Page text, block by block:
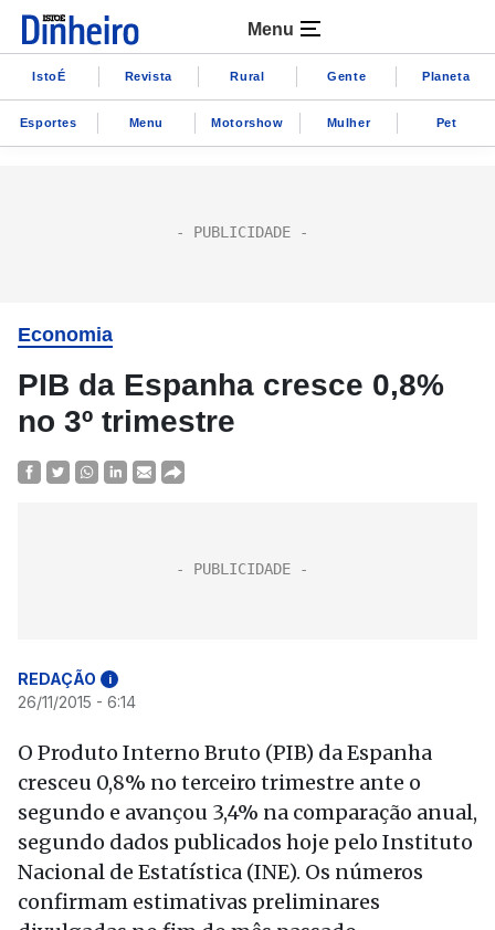
Menu
IstoÉ Revista Rural Gente Planeta
Esportes Menu Motorshow Mulher Pet
Economia
PIB da Espanha cresce 0,8%
no 3º trimestre
REDAÇÃO i
26/11/2015 - 6:14
O Produto Interno Bruto (PIB) da Espanha
cresceu 0,8% no terceiro trimestre ante o
segundo e avançou 3,4% na comparação anual,
segundo dados publicados hoje pelo Instituto
Nacional de Estatística (INE). Os números
confirmam estimativas preliminares